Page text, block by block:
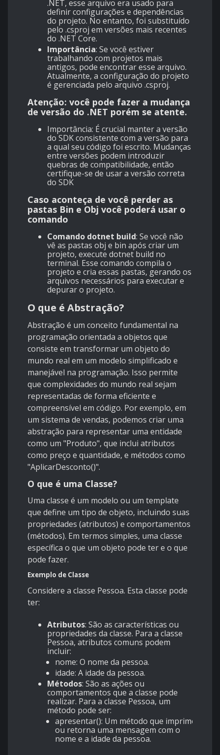
.NET, esse arquivo era usado para
definir configurações e dependências
do projeto. No entanto, foi substituído
pelo .csproj em versões mais recentes
do .NET Core.
Importância: Se você estiver
trabalhando com projetos mais
antigos, pode encontrar esse arquivo.
Atualmente, a configuração do projeto
é gerenciada pelo arquivo .csproj.
Atenção: você pode fazer a mudança
de versão do .NET porém se atente.
Importância: É crucial manter a versão
do SDK consistente com a versão para
a qual seu código foi escrito. Mudanças
entre versões podem introduzir
quebras de compatibilidade, então
certifique-se de usar a versão correta
do SDK
Caso aconteça de você perder as
pastas Bin e Obj você poderá usar o
comando
Comando dotnet build: Se você não
vê as pastas obj e bin após criar um
projeto, execute dotnet build no
terminal. Esse comando compila o
projeto e cria essas pastas, gerando os
arquivos necessários para executar e
depurar o projeto.
O que é Abstração?
Abstração é um conceito fundamental na
programação orientada a objetos que
consiste em transformar um objeto do
mundo real em um modelo simplificado e
manejável na programação. Isso permite
que complexidades do mundo real sejam
representadas de forma eficiente e
compreensível em código. Por exemplo, em
um sistema de vendas, podemos criar uma
abstração para representar uma entidade
como um "Produto", que inclui atributos
como preço e quantidade, e métodos como
"AplicarDesconto()".
O que é uma Classe?
Uma classe é um modelo ou um template
que define um tipo de objeto, incluindo suas
propriedades (atributos) e comportamentos
(métodos). Em termos simples, uma classe
específica o que um objeto pode ter e o que
pode fazer.
Exemplo de Classe
Considere a classe Pessoa. Esta classe pode
ter:
Atributos: São as características ou
propriedades da classe. Para a classe
Pessoa, atributos comuns podem
incluir:
nome: O nome da pessoa.
idade: A idade da pessoa.
Métodos: São as ações ou
comportamentos que a classe pode
realizar. Para a classe Pessoa, um
método pode ser:
apresentar(): Um método que imprime
ou retorna uma mensagem com o
nome e a idade da pessoa.